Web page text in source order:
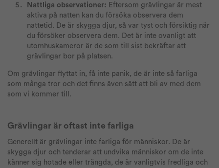
Nattliga observationer: Eftersom grävlingar är mest
aktiva på natten kan du försöka observera dem
nattetid. De är skygga djur, så var tyst och försiktig när
du försöker observera dem. Det är inte ovanligt att
utomhuskameror är de som till sist bekräftar att
grävlingar bor på platsen.
Om grävlingar flyttat in, få inte panik, de är inte så farliga
som många tror och det finns även sätt att bli av med dem
som vi kommer till.
Grävlingar är oftast inte farliga
Generellt är grävlingar inte farliga för människor. De är
skygga djur och tenderar att undvika människor om de inte
känner sig hotade eller trängda, de är vanligtvis fredliga och